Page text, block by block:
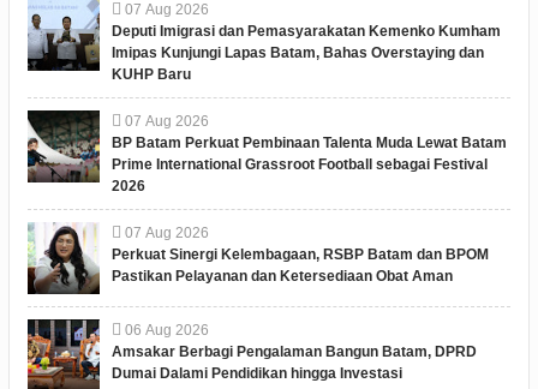
07 Aug 2026
Deputi Imigrasi dan Pemasyarakatan Kemenko Kumham
Imipas Kunjungi Lapas Batam, Bahas Overstaying dan
KUHP Baru
07 Aug 2026
BP Batam Perkuat Pembinaan Talenta Muda Lewat Batam
Prime International Grassroot Football sebagai Festival
2026
07 Aug 2026
Perkuat Sinergi Kelembagaan, RSBP Batam dan BPOM
Pastikan Pelayanan dan Ketersediaan Obat Aman
06 Aug 2026
Amsakar Berbagi Pengalaman Bangun Batam, DPRD
Dumai Dalami Pendidikan hingga Investasi